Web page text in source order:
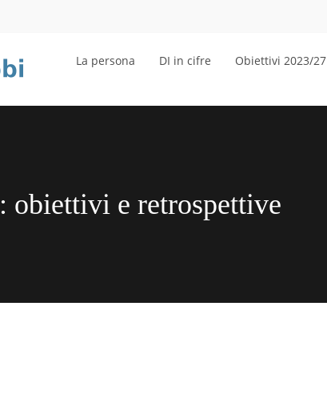
La persona DI in cifre Obiettivi 2023/27
obiettivi e retrospettive